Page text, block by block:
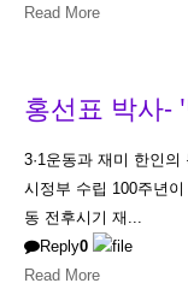
Read More
홍선표 박사-
3·1운동과 재미 한인
시정부 수립 100주년
동 전후시기 재...
Reply0
Read More